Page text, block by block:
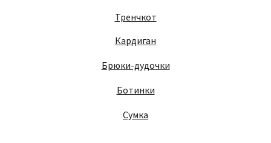
Тренчкот
Кардиган
Брюки-дудочки
Ботинки
Сумка